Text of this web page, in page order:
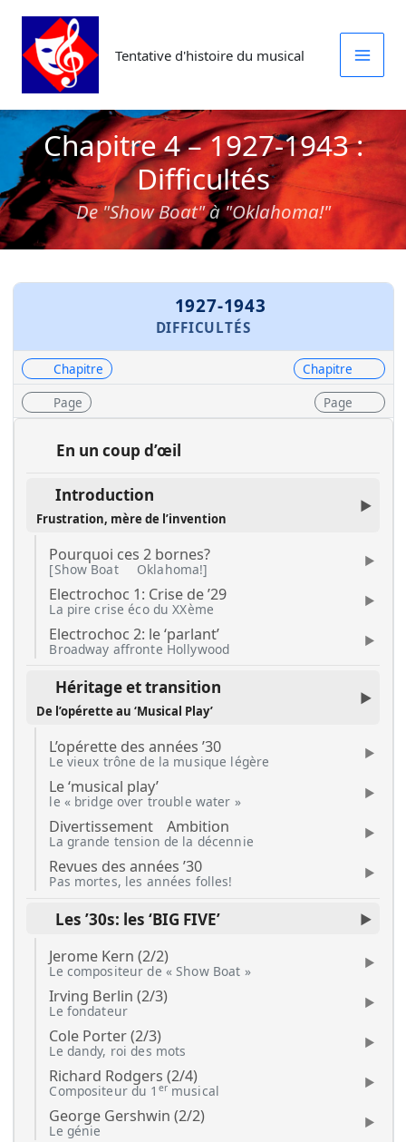
Aller
contenu
Tentative d'histoire du musical
Chapitre 4 – 1927-1943 :
Difficultés
De "Show Boat" à "Oklahoma!"
1927-1943
DIFFICULTÉS
Chapitre Chapitre
Page Page
En un coup d’œil
Introduction
Frustration, mère de l’invention
Pourquoi ces 2 bornes?
[Show Boat Oklahoma!]
Electrochoc 1: Crise de ’29
La pire crise éco du XXème
Electrochoc 2: le ‘parlant’
Broadway affronte Hollywood
Héritage et transition
De l’opérette au ‘Musical Play’
L’opérette des années ’30
Le vieux trône de la musique légère
Le ‘musical play’
le « bridge over trouble water »
Divertissement Ambition
La grande tension de la décennie
Revues des années ’30
Pas mortes, les années folles!
Les ’30s: les ‘BIG FIVE’
Jerome Kern (2/2)
Le compositeur de « Show Boat »
Irving Berlin (2/3)
Le fondateur
Cole Porter (2/3)
Le dandy, roi des mots
Richard Rodgers (2/4)
Compositeur du 1 ermusical
George Gershwin (2/2)
Le génie